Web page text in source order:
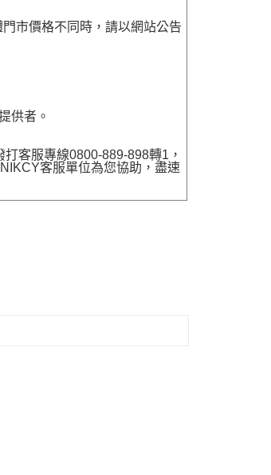
市價格不同時，請以網站公告
供者。
客服專線0800-889-898轉1，
客服單位為您協助，盡速